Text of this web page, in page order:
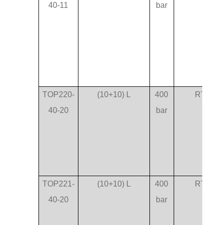
40-11
bar
TOP220-
40-20
(10+10) L
400
bar
RT-
TOP221-
40-20
(10+10) L
400
bar
RT-